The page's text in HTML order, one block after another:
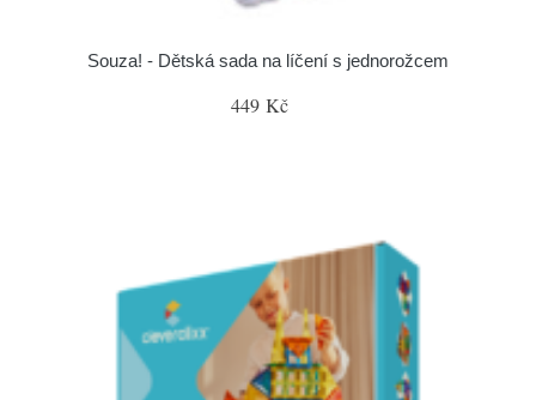
Souza! - Dětská sada na líčení s jednorožcem
449 Kč